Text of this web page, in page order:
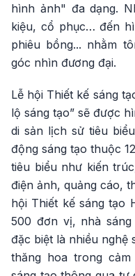
hình ảnh" đa dạng.
kiệu, cổ phục… đến
phiêu bồng... nhằm
góc nhìn đương đại.
Lễ hội Thiết kế sáng
lộ sáng tạo” sẽ được
di sản lịch sử tiêu
động sáng tạo thuộc
tiêu biểu như kiến
điện ảnh, quảng cáo,
hội Thiết kế sáng tạo
500 đơn vị, nhà
đặc biệt là nhiều
thăng hoa trong